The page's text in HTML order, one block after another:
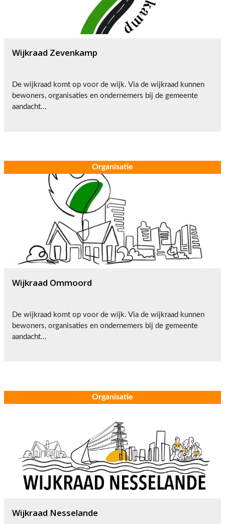
Organisatie
Wijkraad Nesselande
Organisatie
Wijkraad Ommoord
De wijkraad komt op voor de wijk. Via de wijkraad kunnen
bewoners, organisaties en ondernemers bij de gemeente
aandacht...
Wijkraad Zevenkamp
De wijkraad komt op voor de wijk. Via de wijkraad kunnen
bewoners, organisaties en ondernemers bij de gemeente
aandacht...